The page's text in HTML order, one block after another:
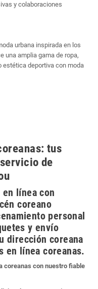
y colaboraciones
urbana inspirada en los
una amplia gama de ropa,
estética deportiva con moda
tus
de
en línea con
coreano
personal
y envío
dirección coreana
en línea coreanas.
coreanas con nuestro fiable